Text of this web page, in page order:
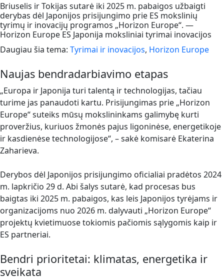
Briuselis ir Tokijas sutarė iki 2025 m. pabaigos užbaigti
derybas dėl Japonijos prisijungimo prie ES mokslinių
tyrimų ir inovacijų programos „Horizon Europe“. —
Horizon Europe ES Japonija moksliniai tyrimai inovacijos
Daugiau šia tema: Tyrimai ir inovacijos, Horizon Europe
Naujas bendradarbiavimo etapas
„Europa ir Japonija turi talentą ir technologijas, tačiau
turime jas panaudoti kartu. Prisijungimas prie „Horizon
Europe“ suteiks mūsų mokslininkams galimybę kurti
proveržius, kuriuos žmonės pajus ligoninėse, energetikoje
ir kasdienėse technologijose“, – sakė komisarė Ekaterina
Zaharieva.
Derybos dėl Japonijos prisijungimo oficialiai pradėtos 2024
m. lapkričio 29 d. Abi šalys sutarė, kad procesas bus
baigtas iki 2025 m. pabaigos, kas leis Japonijos tyrėjams ir
organizacijoms nuo 2026 m. dalyvauti „Horizon Europe“
projektų kvietimuose tokiomis pačiomis sąlygomis kaip ir
ES partneriai.
Bendri prioritetai: klimatas, energetika ir
sveikata